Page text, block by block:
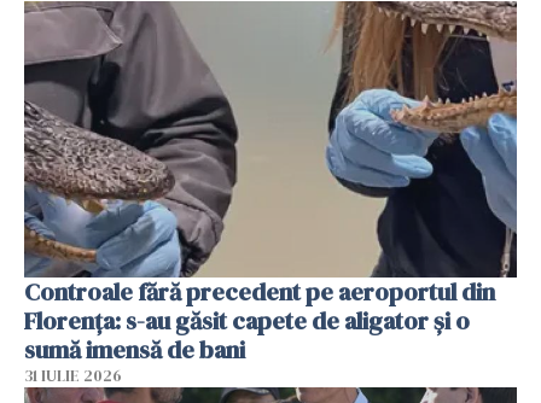
Controale fără precedent pe aeroportul din
Florența: s-au găsit capete de aligator și o
sumă imensă de bani
31 IULIE 2026